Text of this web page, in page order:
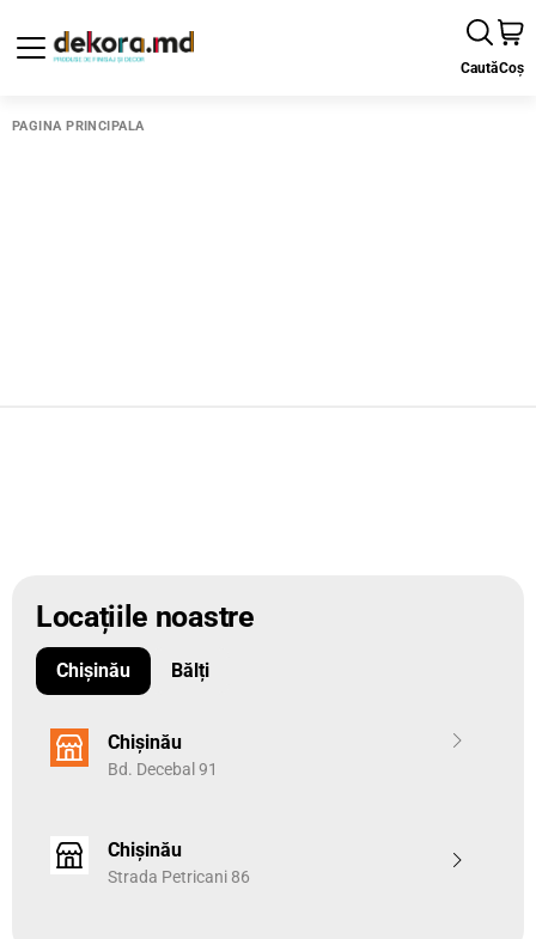
CautăCoș
PAGINA PRINCIPALĂ
Locațiile noastre
Chișinău Bălți
Chișinău
Bd. Decebal 91
Chișinău
Strada Petricani 86